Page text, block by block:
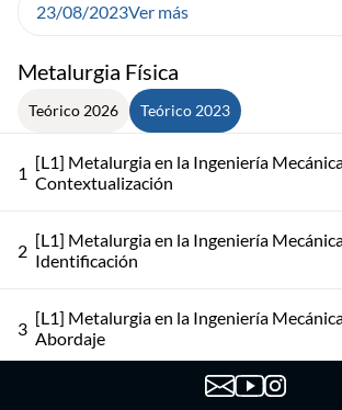
Metalurgia Física
Teórico 2026 Teórico 2023
1 [L1] Metalurgia en la Ingeniería
Contextualización
2 [L1] Metalurgia en la Ingeniería
Identificación
3 [L1] Metalurgia en la Ingeniería
Abordaje
[L2] Introducción a Procesos y
23/08/2023Ver más